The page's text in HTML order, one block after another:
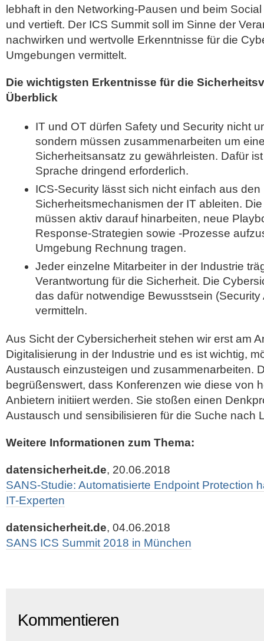
lebhaft in den Networking-Pausen und beim
und vertieft. Der ICS Summit soll im Sinne der
nachwirken und wertvolle Erkenntnisse für die
Umgebungen vermittelt.
Die wichtigsten Erkentnisse für die
Überblick
IT und OT dürfen Safety und Security nicht
sondern müssen zusammenarbeiten um
Sicherheitsansatz zu gewährleisten. Dafür
Sprache dringend erforderlich.
ICS-Security lässt sich nicht einfach aus den
Sicherheitsmechanismen der IT ableiten.
müssen aktiv darauf hinarbeiten, neue
Response-Strategien sowie -Prozesse
Umgebung Rechnung tragen.
Jeder einzelne Mitarbeiter in der Industrie
Verantwortung für die Sicherheit. Die
das dafür notwendige Bewusstsein
vermitteln.
Aus Sicht der Cybersicherheit stehen wir erst am
Digitalisierung in der Industrie und es ist wichtig,
Austausch einzusteigen und zusammenarbeiten.
begrüßenswert, dass Konferenzen wie diese von
Anbietern initiiert werden. Sie stoßen einen
Austausch und sensibilisieren für die Suche nach
Weitere Informationen zum Thema:
datensicherheit.de, 20.06.2018
SANS-Studie: Automatisierte Endpoint Protection
IT-Experten
datensicherheit.de, 04.06.2018
SANS ICS Summit 2018 in München
Kommentieren